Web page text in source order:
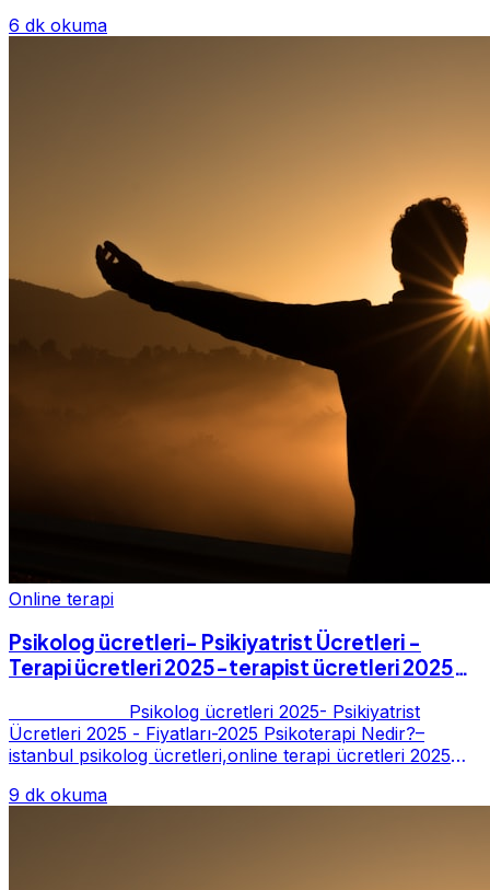
6 dk okuma
Online terapi
Psikolog ücretleri- Psikiyatrist Ücretleri -
Terapi ücretleri 2025-terapist ücretleri 2025-
Psikolog ücretleri 2025- Psikiyatrist
Ücretleri 2025 - Fiyatları-2025 Psikoterapi Nedir?–
istanbul psikolog ücretleri,online terapi ücretleri 2025
9 dk okuma